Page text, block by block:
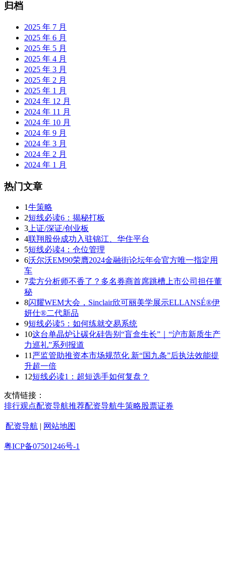
归档
2025 年 7 月
2025 年 6 月
2025 年 5 月
2025 年 4 月
2025 年 3 月
2025 年 2 月
2025 年 1 月
2024 年 12 月
2024 年 11 月
2024 年 10 月
2024 年 9 月
2024 年 3 月
2024 年 2 月
2024 年 1 月
热门文章
1牛策略
2短线必读6：揭秘打板
3 上证/深证/创业板
4联翔股份成功入驻锦江、华住平台
5短线必读4：仓位管理
6沃尔沃EM90荣膺2024金融街论坛年会官方唯一指定用
车
7卖方分析师不香了？多名券商首席跳槽上市公司担任董
秘
8闪耀WEM大会，Sinclair欣可丽美学展示ELLANSÉ®伊
妍仕®二代新品
9短线必读5：如何练就交易系统
10这台单晶炉让碳化硅告别“盲盒生长”｜“沪市新质生产
力巡礼”系列报道
11 严监管助推资本市场规范化 新“国九条”后执法效能提
升超一倍
12短线必读1：超短选手如何复盘？
友情链接：
排行观点配资导航推荐配资导航牛策略股票证券
配资导航 | 网站地图
粤ICP备07501246号-1